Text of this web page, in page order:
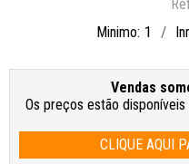
Minimo 1
Vendas
Os preços estão
CLIQUE AQUI